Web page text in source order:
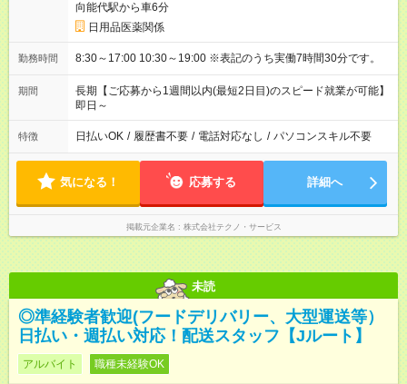
向能代駅から車6分
日用品医薬関係
勤務時間 8:30～17:00 10:30～19:00 ※表記のうち実働7時間30分です。
期間
長期【ご応募から1週間以内(最短2日目)のスピード就業が可能】
即日～
特徴 日払いOK / 履歴書不要 / 電話対応なし / パソコンスキル不要
気になる！ 応募する 詳細へ
掲載元企業名 株式会社テクノ・サービス
未読
◎準経験者歓迎(フードデリバリー、大型運送等）
日払い・週払い対応！配送スタッフ【Jルート】
アルバイト 職種未経験OK